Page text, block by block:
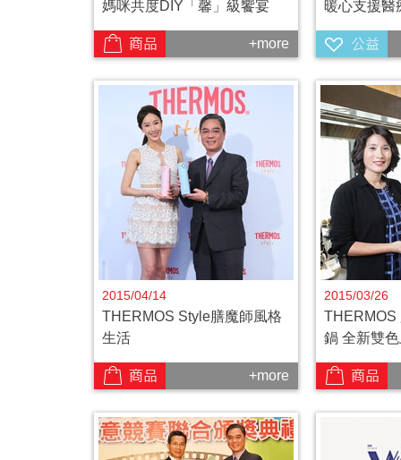
媽咪共度DIY「馨」級饗宴
+more
暖心支援醫
2015/04/14
THERMOS Style膳魔師風格
生活
+more
2015/03/26
THERMOS
鍋 全新雙